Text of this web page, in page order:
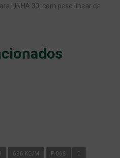
LINHA 30, com peso linear de
696 KG/M P-068 0